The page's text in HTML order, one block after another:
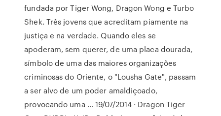
fundada por Tiger Wong, Dragon Wong e Turbo
Shek. Três jovens que acreditam piamente na
justiça e na verdade. Quando eles se
apoderam, sem querer, de uma placa dourada,
símbolo de uma das maiores organizações
criminosas do Oriente, o "Lousha Gate", passam
a ser alvo de um poder amaldiçoado,
provocando uma … 19/07/2014 · Dragon Tiger